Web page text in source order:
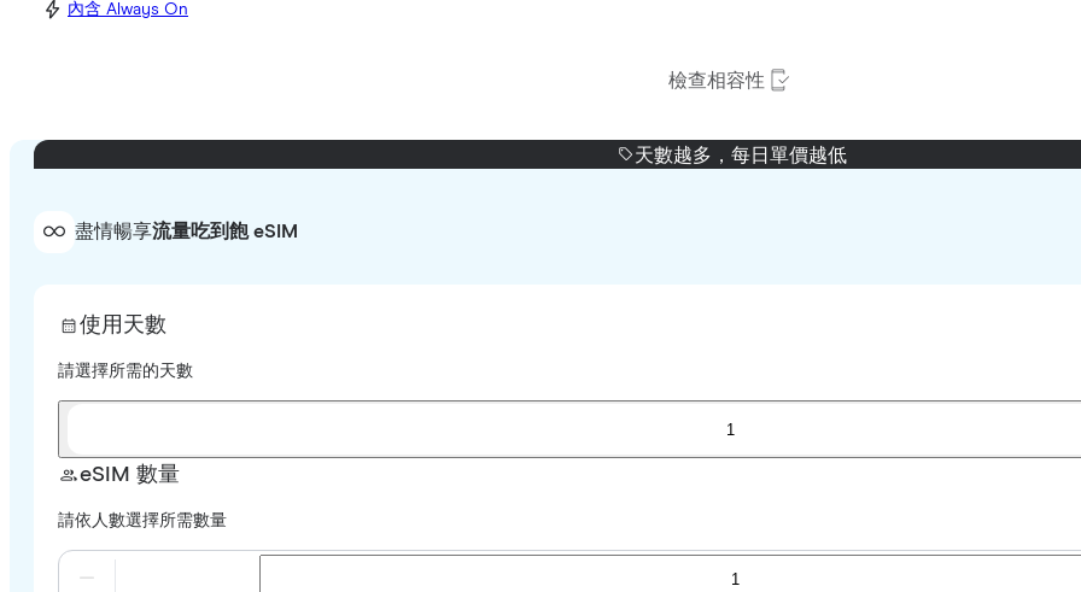
內含 Always On
檢查相容性
天數越多，每日單價越低
盡情暢享流量吃到飽 eSIM
使用天數
請選擇所需的天數
1
eSIM 數量
請依人數選擇所需數量